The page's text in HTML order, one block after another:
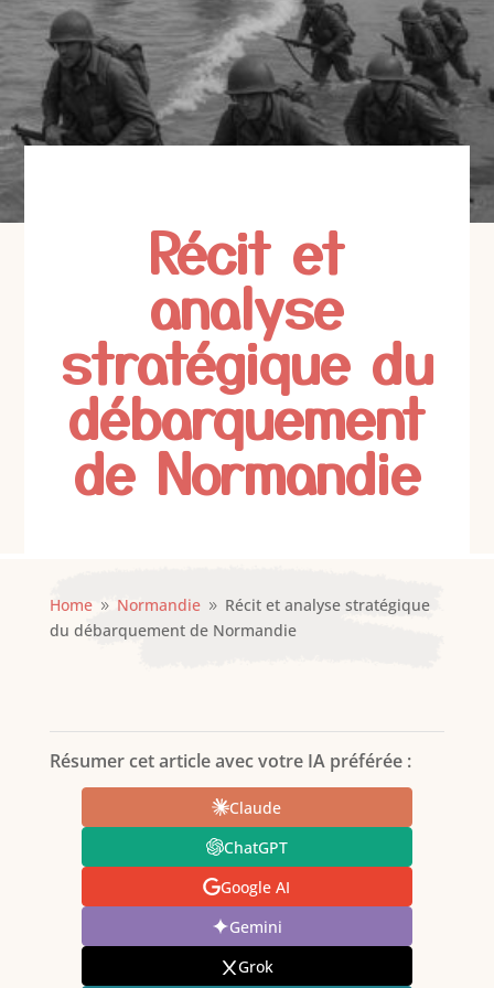
Récit et
analyse
stratégique du
débarquement
de Normandie
Home 9 Normandie 9 Récit et analyse stratégique
du débarquement de Normandie
Résumer cet article avec votre IA préférée :
Claude
ChatGPT
Google AI
Gemini
Grok